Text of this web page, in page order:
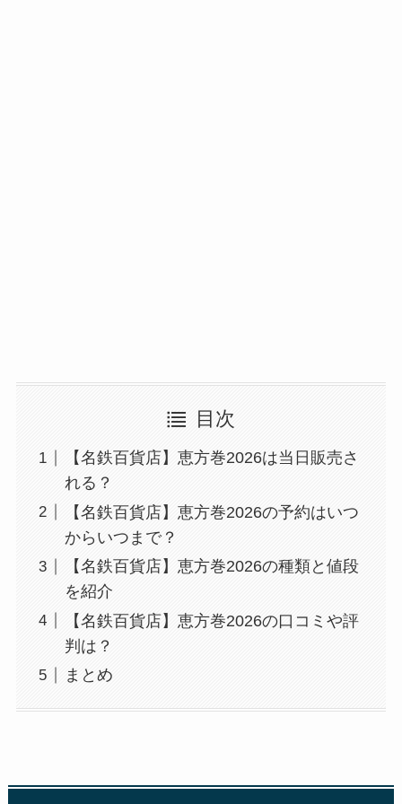
目次
【名鉄百貨店】恵方巻2026は当日販売さ
れる？
【名鉄百貨店】恵方巻2026の予約はいつ
からいつまで？
【名鉄百貨店】恵方巻2026の種類と値段
を紹介
【名鉄百貨店】恵方巻2026の口コミや評
判は？
まとめ